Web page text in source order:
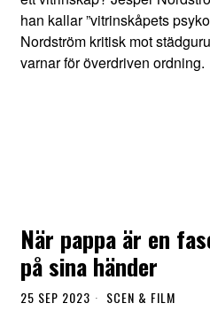
han kallar ”vitrinskåpets
Nordström kritisk mot
varnar för överdriven ordning.
När pappa är en
på sina händer
25 SEP 2023 SCEN & FILM